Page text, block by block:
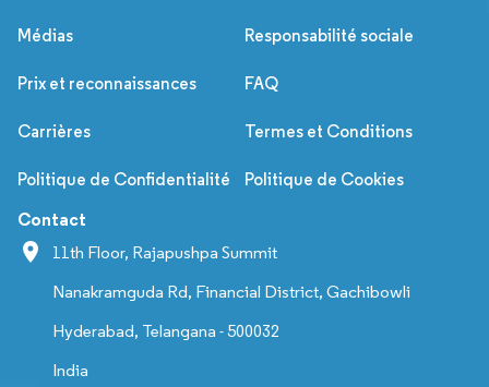
Médias Responsabilité sociale
Prix et reconnaissances FAQ
Carrières Termes et Conditions
Politique de Confidentialité Politique de Cookies
Contact
11th Floor, Rajapushpa Summit
Nanakramguda Rd, Financial District, Gachibowli
Hyderabad, Telangana - 500032
India